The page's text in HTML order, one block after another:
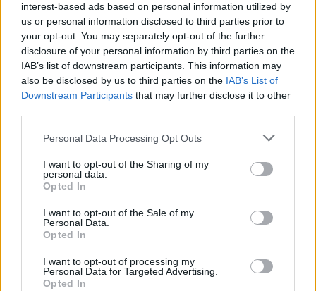
interest-based ads based on personal information utilized by
us or personal information disclosed to third parties prior to
your opt-out. You may separately opt-out of the further
disclosure of your personal information by third parties on the
IAB’s list of downstream participants. This information may
also be disclosed by us to third parties on the IAB’s List of
Downstream Participants that may further disclose it to other
Please note that this website/app uses one or more Google
not limited to your visit or usage behaviour. You may click to
grant or deny consent to Google and its third-party tags to
use your data for below specified purposes in below Google
consent section.
Personal Data Processing Opt Outs
I want to opt-out of the Sharing of my
personal data.
Opted In
I want to opt-out of the Sale of my
Personal Data.
Opted In
I want to opt-out of processing my
Personal Data for Targeted Advertising.
Opted In
Range extender, full hybrid o plug-in: guida tecnica
Ilaria Mauri · 5 Ago 2026
Audi Nuvolari: prestazioni, design e prezzo della
Il film su Gilles Villeneuve arriva nelle sale: tutto
quello che c’è da sapere
Fondi garantiti per i Gran Premi di Formula 1: 5,25
milioni per il 2026